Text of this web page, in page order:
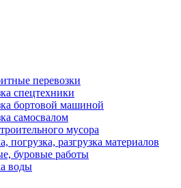
перевозки
спецтехники
бортовой машиной
самосвалом
мусора
погрузка, разгрузка материалов
буровые работы
воды